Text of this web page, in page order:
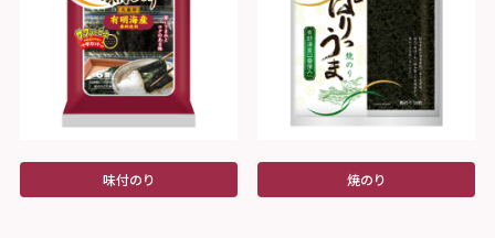
味付のり 焼のり